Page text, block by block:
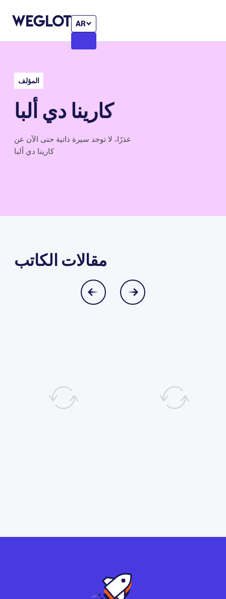
AR
المؤلف
كارينا دي ألبا
عذرًا، لا توجد سيرة ذاتية حتى الآن عن
كارينا دي ألبا
مقالات الكاتب